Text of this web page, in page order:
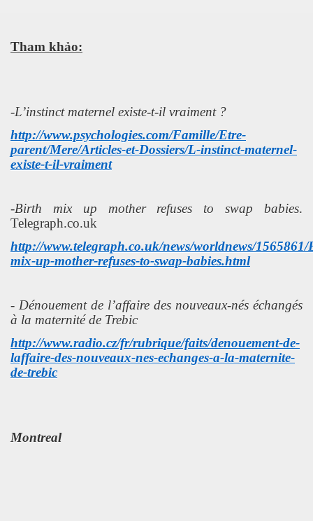
Tham khảo:
-L’instinct maternel existe-t-il vraiment ?
http://www.psychologies.com/Famille/Etre-
parent/Mere/Articles-et-Dossiers/L-instinct-maternel-
existe-t-il-vraiment
-Birth mix up mother refuses to swap babies.
Telegraph.co.uk
http://www.telegraph.co.uk/news/worldnews/
mix-up-mother-refuses-to-swap-babies.html
- Dénouement de l’affaire des nouveaux-nés échangés
à la maternité de Trebic
http://www.radio.cz/fr/rubrique/faits/denouement-de-
laffaire-des-nouveaux-nes-echanges-a-la-maternite-
de-trebic
Montreal
y
nhà kiếng